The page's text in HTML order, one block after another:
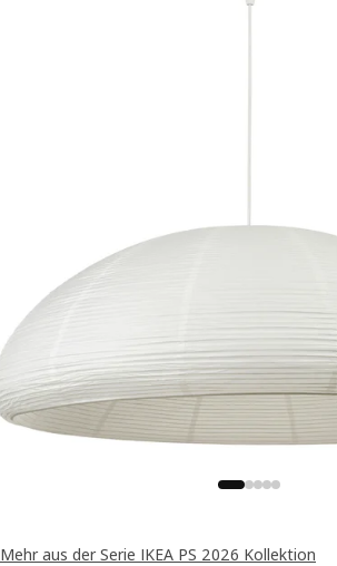
Mehr aus der Serie IKEA PS 2026 Kollektion